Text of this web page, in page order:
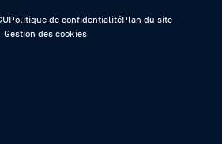
Politique de confidentialitéPlan du site
Gestion des cookies